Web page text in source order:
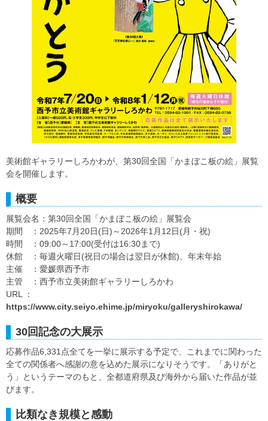
美術館ギャラリーしろかわが、第30回全国「かまぼこ板の絵」展覧
会を開催します。
概要
展覧会名：第30回全国「かまぼこ板の絵」展覧会
期間 ：2025年7月20日(日)～2026年1月12日(月・祝)
時間 ：09:00～17:00(受付は16:30まで)
休館 ：毎週火曜日(祝日の場合は翌日が休館)、年末年始
主催 ：愛媛県西予市
主管 ：西予市立美術館ギャラリーしろかわ
URL ：
https://www.city.seiyo.ehime.jp/miryoku/galleryshirokawa/
30回記念の大展示
応募作品6,331点全てを一挙に展示する予定で、これまでに関わった
全ての関係者へ感謝の意を込めた展示になりそうです。「ありがと
う」というテーマのもと、全都道府県及び海外から届いた作品が並
びます。
比類なき規模と感動